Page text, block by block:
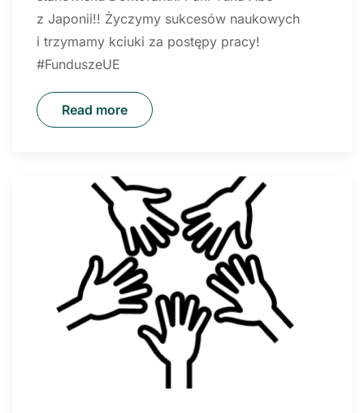
z Japonii!! Życzymy sukcesów naukowych
i trzymamy kciuki za postępy pracy!
#FunduszeUE
Read more